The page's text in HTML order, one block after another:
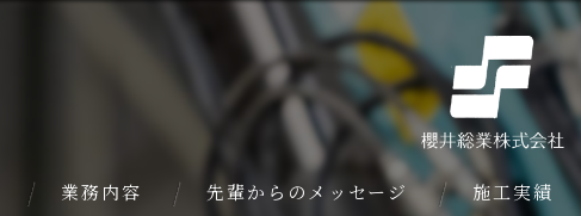
業務内容 先輩からのメッセージ 施工実績